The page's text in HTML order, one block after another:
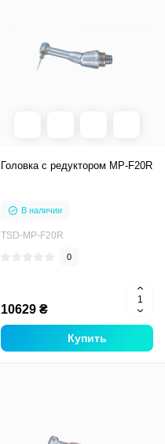
Головка с редуктором MP-F20R
В наличии
TSD-MP-F20R
0
10629 ₴
Купить